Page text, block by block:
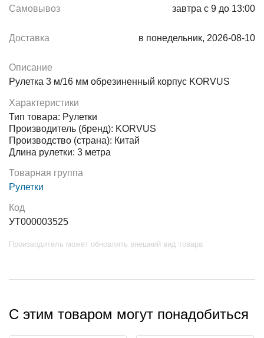
Самовывоз завтра с 9 до 13:00
Доставка в понедельник, 2026-08-10
Описание
Рулетка 3 м/16 мм обрезиненный корпус KORVUS
Характеристики
Тип товара: Рулетки
Производитель (бренд): KORVUS
Производство (страна): Китай
Длина рулетки: 3 метра
Товарная группа
Рулетки
Код
УТ000003525
Производитель может обновлять внешний вид товара
С этим товаром могут понадобиться